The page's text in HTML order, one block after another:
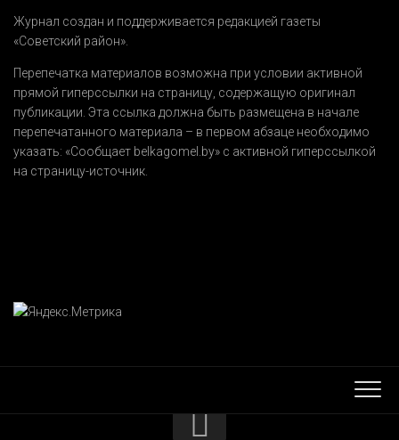
Журнал создан и поддерживается редакцией газеты
«Советский район».
Перепечатка материалов возможна при условии активной
прямой гиперссылки на страницу, содержащую оригинал
публикации. Эта ссылка должна быть размещена в начале
перепечатанного материала – в первом абзаце необходимо
указать: «Сообщает belkagomel.by» с активной гиперссылкой
на страницу-источник.